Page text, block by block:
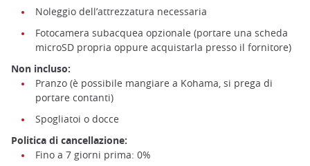
Noleggio dell’attrezzatura necessaria
Fotocamera subacquea opzionale (portare una scheda
microSD propria oppure acquistarla presso il fornitore)
Non incluso:
Pranzo (è possibile mangiare a Kohama, si prega di
portare contanti)
Spogliatoi o docce
Politica di cancellazione:
Fino a 7 giorni prima: 0%